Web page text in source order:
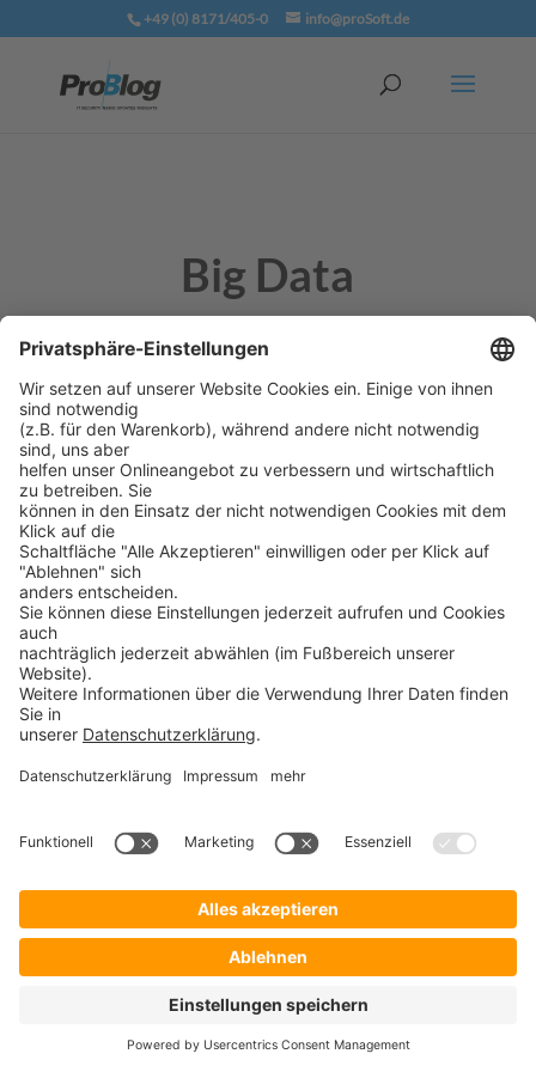
+49 (0) 8171/405-0 info@proSoft.de
Big Data
Unter dem BegriffBig Datafassen Experten zwei
Aspekte zusammen: zum einen immer schneller
wachsenden Datenberge, zum anderen IT-Lösungen
und Systeme wie Hadoop, die Unternehmen dabei
helfen, mit der Informationsflut fertig zu werden.
Vor allem unstrukturierte Daten, beispielsweise aus
sozialen Netzwerken, machen den Großteil von Big
Data aus.